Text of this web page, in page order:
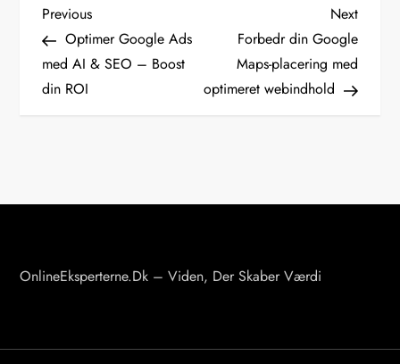
I
n
d
l
v
a
Previous
Post
Previous
Optimer Google Ads
med AI & SEO – Boost
din ROI
Next
Post
Next
Forbedr din Google
Maps-placering med
optimeret webindhold
OnlineEksperterne.dk – Viden, Der Skaber Værdi